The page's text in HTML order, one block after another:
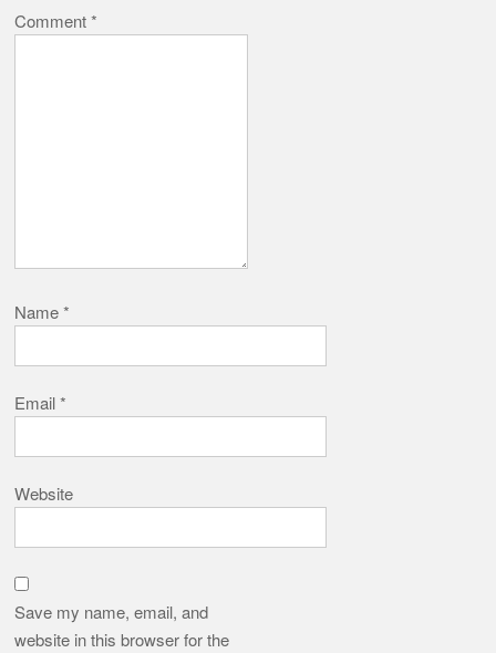
Comment*
Name*
Email*
Website
Save my name, email, and
website in this browser for the